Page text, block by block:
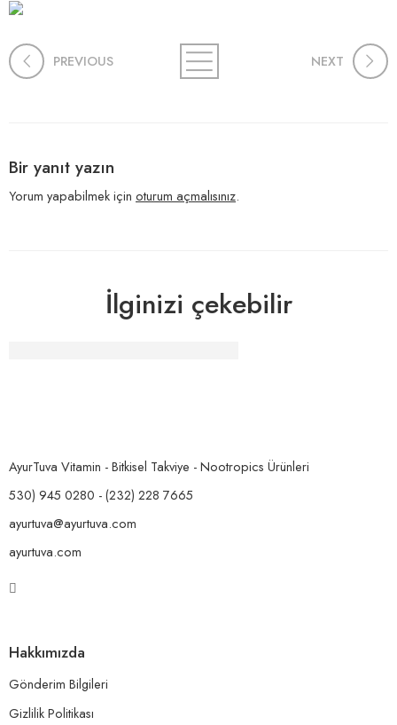
PREVIOUS NEXT
Bir yanıt yazın
Yorum yapabilmek için oturum açmalısınız.
İlginizi çekebilir
AyurTuva Vitamin - Bitkisel Takviye - Nootropics Ürünleri
530) 945 0280 - (232) 228 7665
ayurtuva@ayurtuva.com
ayurtuva.com
Hakkımızda
Gönderim Bilgileri
Gizlilik Politikası